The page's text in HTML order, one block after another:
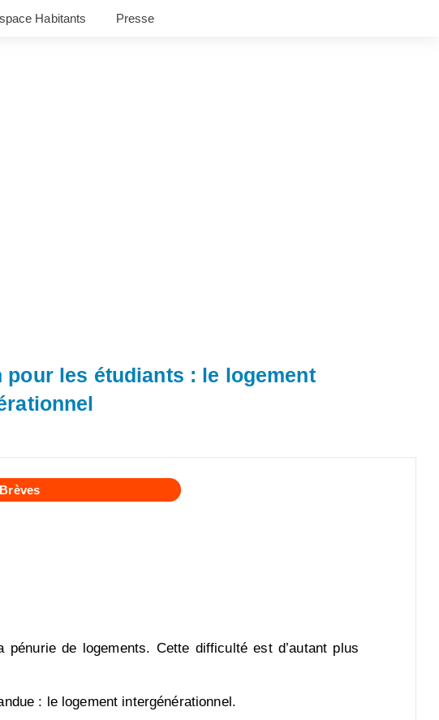
Habitants Presse
Brèves
pour les étudiants : le logement
de logements. Cette difficulté est d’autant plus
: le logement intergénérationnel.